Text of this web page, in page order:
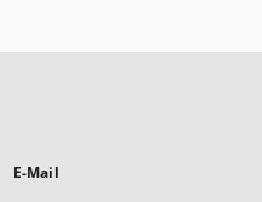
E-Mail